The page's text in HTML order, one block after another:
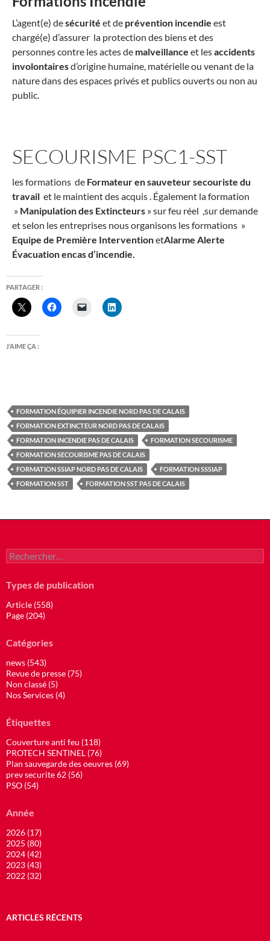
L’agent(e) desécurité et de prévention incendie est
chargé(e) d’assurer la protection des biens et des
personnes contre les actes de malveillance et lesaccidents
involontairesd’origine humaine, matérielle ou venant de la
nature dans des espaces privés et publics ouverts ou non au
public.
SECOURISME PSC1-SST
les formations de Formateur en sauveteur secouriste du
travail et le maintient des acquis . Également la formation
» Manipulation des Extincteurs » sur feu réel ,sur demande
et selon les entreprises nous organisons les formations »
Equipe de Première InterventionetAlarme Alerte
Évacuation encas d’incendie.
PARTAGER :
J’AIME ÇA :
FORMATION ÉQUIPIER INCENDIE NORD PAS DE CALAIS
FORMATION EXTINCTEUR NORD PAS DE CALAIS
FORMATION INCENDIE PAS DE CALAIS
FORMATION SECOURISME
FORMATION SECOURISME PAS DE CALAIS
FORMATION SSIAP NORD PAS DE CALAIS
FORMATION SSSIAP
FORMATION SST
FORMATION SST PAS DE CALAIS
Rechercher :
Types de publication
Article (558)
Page (204)
Catégories
news (543)
Revue de presse (75)
Non classé (5)
Nos Services (4)
Étiquettes
Couverture anti feu (118)
PROTECH SENTINEL (76)
Plan sauvegarde des oeuvres (69)
prev securite 62 (56)
PSO (54)
Année
2026 (17)
2025 (80)
2024 (42)
2023 (43)
2022 (32)
ARTICLES RÉCENTS